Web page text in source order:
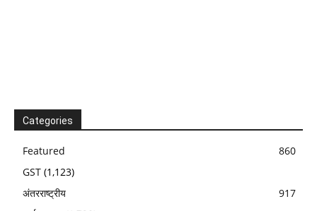
Categories
Featured
860
GST (1,123)
अंतरराष्ट्रीय
917